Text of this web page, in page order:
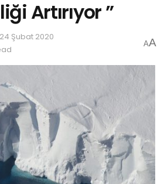
Artırıyor ”
24 Şubat 2020
AA